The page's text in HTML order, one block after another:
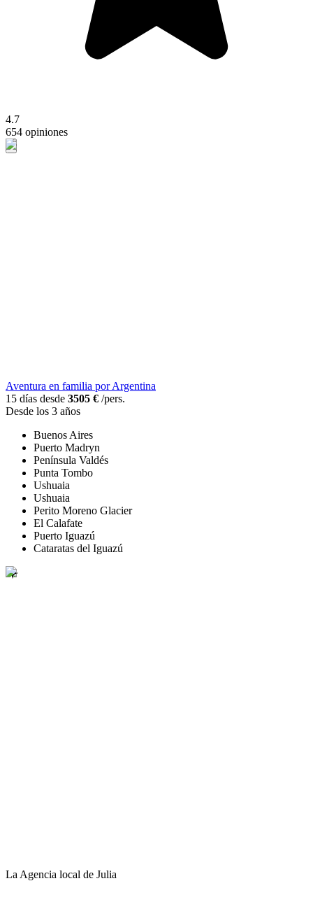
4.7
654 opiniones
Aventura en familia por Argentina
15 días desde 3505 € /pers.
Desde los 3 años
Buenos Aires
Puerto Madryn
Península Valdés
Punta Tombo
Ushuaia
Ushuaia
Perito Moreno Glacier
El Calafate
Puerto Iguazú
Cataratas del Iguazú
La Agencia local de Julia